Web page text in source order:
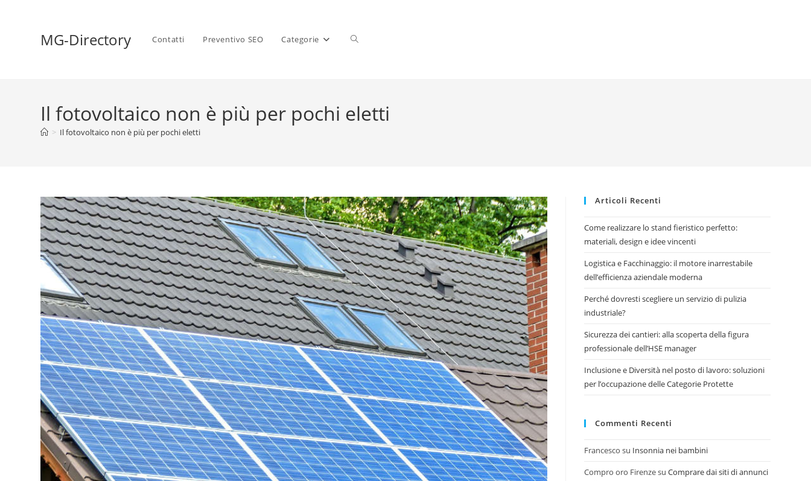
MG-Directory Contatti Preventivo SEO Categorie
Il fotovoltaico non è più per pochi eletti
> Il fotovoltaico non è più per pochi eletti
Articoli Recenti
Come realizzare lo stand fieristico perfetto:
materiali, design e idee vincenti
Logistica e Facchinaggio: il motore inarrestabile
dell’efficienza aziendale moderna
Perché dovresti scegliere un servizio di pulizia
industriale?
Sicurezza dei cantieri: alla scoperta della figura
professionale dell’HSE manager
Inclusione e Diversità nel posto di lavoro: soluzioni
per l’occupazione delle Categorie Protette
Commenti Recenti
Francesco su Insonnia nei bambini
Compro oro FirenzesuComprare dai siti di annunci